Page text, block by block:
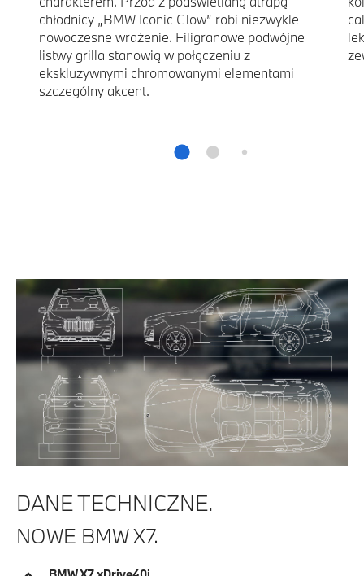
chłodnicy „BMW Iconic Glow” robi niezwykle
nowoczesne wrażenie. Filigranowe podwójne
listwy grilla stanowią w połączeniu z
ekskluzywnymi chromowanymi elementami
szczególny akcent.
DANE TECHNICZNE.
NOWE BMW X7.